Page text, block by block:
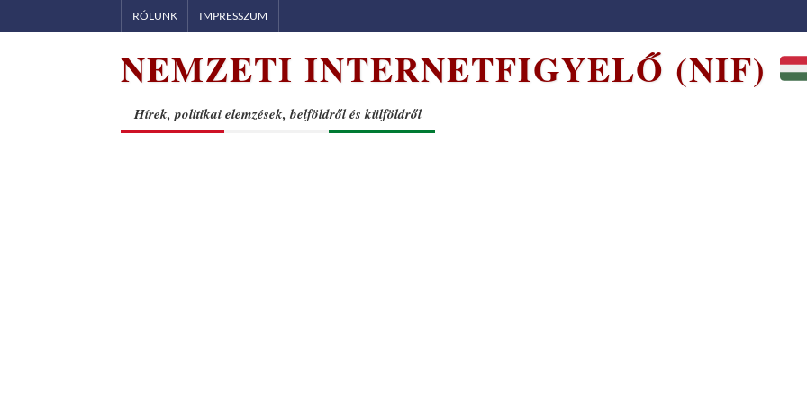
to
RÓLUNK IMPRESSZUM
NEMZETI INTERNETFIGYELŐ (NIF)
Hírek, politikai elemzések, belföldről és külföldről